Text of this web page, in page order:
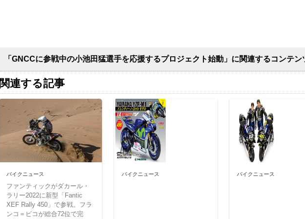
「GNCCに参戦中の小池田猛選手を応援するプロジェクト始動」に関連するコンテン
関連する記事
バイクニュース
ファンティックがダカール・
ラリー2022に新型「Fantic
XEF Rally 450」で参戦。フラ
ンコ＝ピコが総合72位で完
バイクニュース バイクニュース